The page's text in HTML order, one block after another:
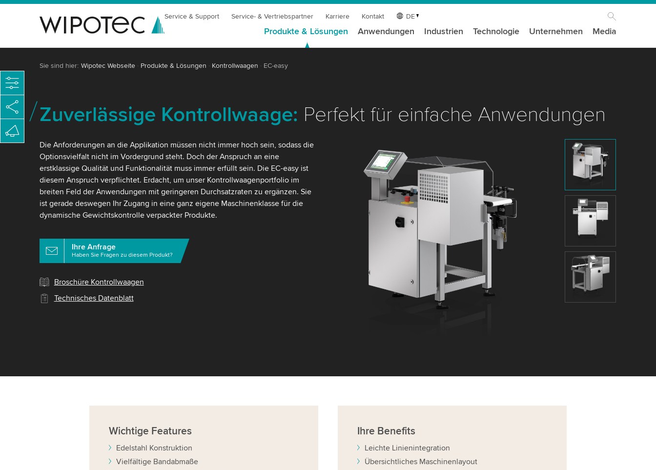
Service & Support Service- & Vertriebspartner Karriere Kontakt DE
Produkte & Lösungen Anwendungen Industrien Technologie Unternehmen Media
Sie sind hier: Wipotec Webseite Produkte & Lösungen Kontrollwaagen EC-easy
Zuverlässige Kontrollwaage: Perfekt für einfache Anwendungen
Die Anforderungen an die Applikation müssen nicht immer hoch sein, sodass die
Optionsvielfalt nicht im Vordergrund steht. Doch der Anspruch an eine
erstklassige Qualität und Funktionalität muss immer erfüllt sein. Die EC-easy ist
diesem Anspruch verpflichtet. Erdacht, um unser Kontrollwaagenportfolio im
breiten Feld der Anwendungen mit geringeren Durchsatzraten zu ergänzen. Sie
ist gerade deswegen Ihr Zugang in eine ganz eigene Maschinenklasse für die
dynamische Gewichtskontrolle verpackter Produkte.
Ihre Anfrage
Haben Sie Fragen zu diesem Produkt?
Broschüre Kontrollwaagen
Technisches Datenblatt
Wichtige Features
Edelstahl Konstruktion
Vielfältige Bandabmaße
Ihre Benefits
Leichte Linienintegration
Übersichtliches Maschinenlayout